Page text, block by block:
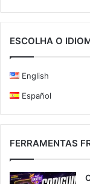
ESCOLHA O
English
Español
FERRAMENTAS